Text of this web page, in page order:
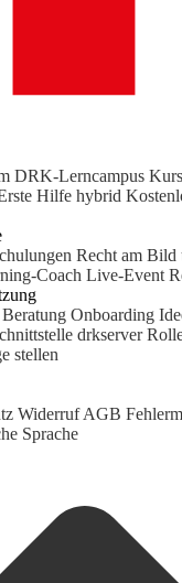
DRK-Lerncampus
Hilfe hybrid
Recht am Bild
Coach Live-Event
Onboarding
drkserver
stellen
Widerruf AGB
Sprache